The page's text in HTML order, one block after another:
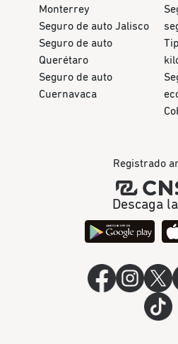
Monterrey
Seguro de auto Jalisco
Seguro de auto
Querétaro
Seguro de auto
Cuernavaca
Registrado
Descaga